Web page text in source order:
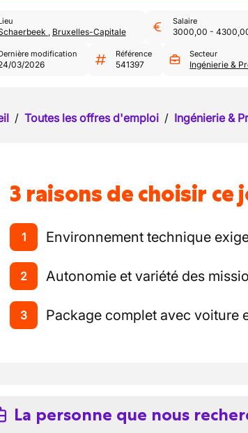
, Bruxelles-Capitale
Salaire
3000,00 -
modification
03/2026
Référence
541397
Secteur
Ingénierie &
/ Toutes les offres d'emploi / Ingénierie &
3 raisons de choisir ce
1 Environnement technique
2 Autonomie et variété des
3 Package complet avec voiture
La personne que nous